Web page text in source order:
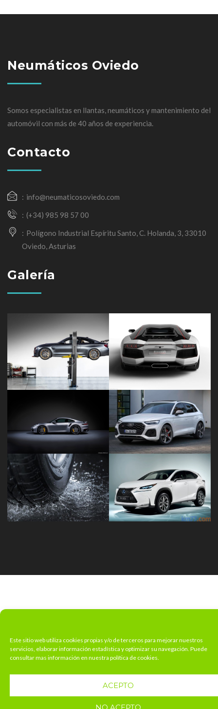
Este sitio web utiliza cookies propias y/o de terceros para mejorar nuestros
servicios, elaborar información estadística y optimizar su navegación. Puede
consultar mas información en nuestra política de cookies.
ACEPTO
NO ACEPTO
Neumáticos Oviedo
Somos especialistas en llantas, neumáticos y mantenimiento del
automóvil con más de 40 años de experiencia.
Contacto
info@neumaticosoviedo.com
(+34) 985 98 57 00
Polígono Industrial Espíritu Santo, C. Holanda, 3, 33010
Oviedo, Asturias
Galería